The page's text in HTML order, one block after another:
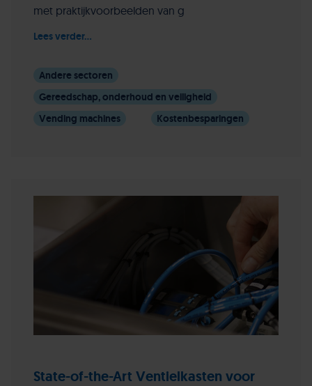
met praktijkvoorbeelden van g
Lees verder...
Andere sectoren
Gereedschap, onderhoud en veiligheid
Vending machines
Kostenbesparingen
State-of-the-Art Ventielkasten voor